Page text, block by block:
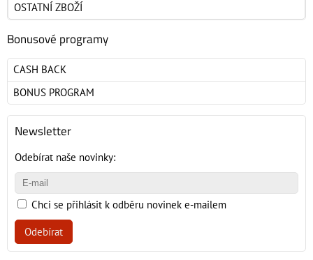
OSTATNÍ ZBOŽÍ
Bonusové programy
CASH BACK
BONUS PROGRAM
Newsletter
Odebírat naše novinky:
Chci se přihlásit k odběru novinek e-mailem
Odebírat